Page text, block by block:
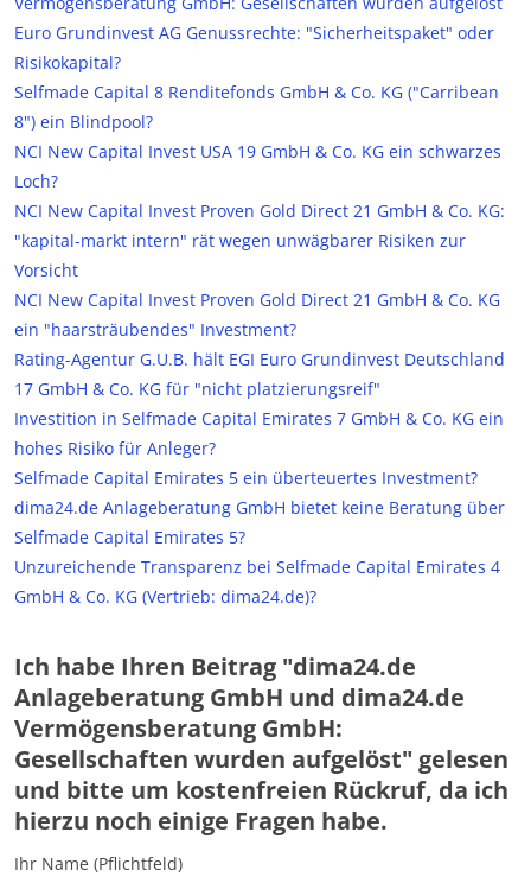
Euro Grundinvest AG Genussrechte: "Sicherheitspaket" oder
Risikokapital?
Selfmade Capital 8 Renditefonds GmbH & Co. KG ("Carribean
8") ein Blindpool?
NCI New Capital Invest USA 19 GmbH & Co. KG ein schwarzes
Loch?
NCI New Capital Invest Proven Gold Direct 21 GmbH & Co. KG:
"kapital-markt intern" rät wegen unwägbarer Risiken zur
Vorsicht
NCI New Capital Invest Proven Gold Direct 21 GmbH & Co. KG
ein "haarsträubendes" Investment?
Rating-Agentur G.U.B. hält EGI Euro Grundinvest Deutschland
17 GmbH & Co. KG für "nicht platzierungsreif"
Investition in Selfmade Capital Emirates 7 GmbH & Co. KG ein
hohes Risiko für Anleger?
Selfmade Capital Emirates 5 ein überteuertes Investment?
dima24.de Anlageberatung GmbH bietet keine Beratung über
Selfmade Capital Emirates 5?
Unzureichende Transparenz bei Selfmade Capital Emirates 4
GmbH & Co. KG (Vertrieb: dima24.de)?
Ich habe Ihren Beitrag "dima24.de
Anlageberatung GmbH und dima24.de
Vermögensberatung GmbH:
Gesellschaften wurden aufgelöst" gelesen
und bitte um kostenfreien Rückruf, da ich
hierzu noch einige Fragen habe.
Ihr Name (Pflichtfeld)